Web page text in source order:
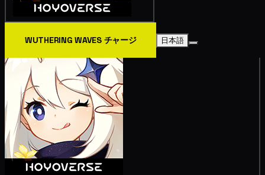
WUTHERING WAVES チャージ 日本語